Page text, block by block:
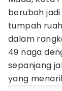
berubah
tumpah
dalam
49 naga
sepanjang
yang